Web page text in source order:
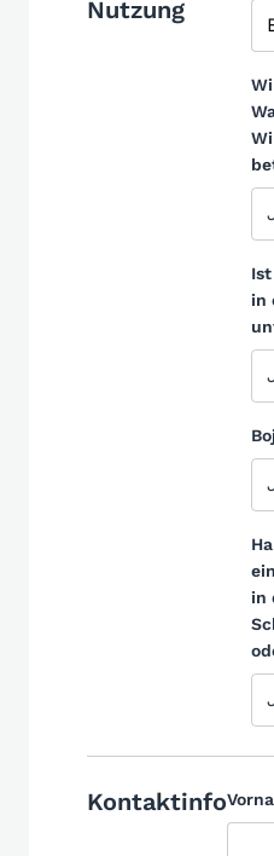
Nutzung
in
in
Kontaktinfo